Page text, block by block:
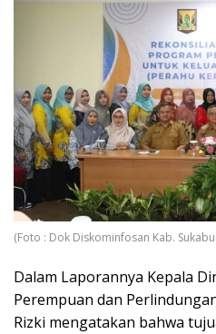
(Foto : Dok Diskominfosan Kab.
Dalam Laporannya Kepala
Perempuan dan
Rizki mengatakan bahwa